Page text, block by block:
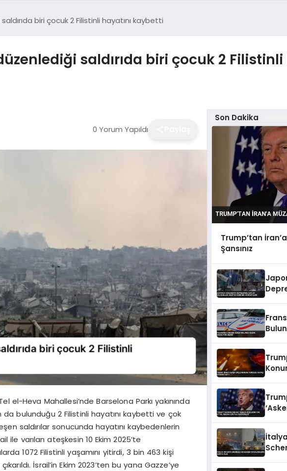
biri çocuk 2 Filistinli hayatını kaybetti
saldırıda biri çocuk 2 Filistinli
0 Yorum Yapıldı
el-Heva Mahallesi’nde Barselona Parkı yakınında
da bulunduğu 2 Filistinli hayatını kaybetti ve çok
saldırılar sonucunda hayatını kaybedenlerin
ile varılan ateşkesin 10 Ekim 2025’te
1072 Filistinli yaşamını yitirdi, 3 bin 463 kişi
İsrail’in Ekim 2023’ten bu yana Gazze’ye
Son Dakika
Trump’tan
Şansınız